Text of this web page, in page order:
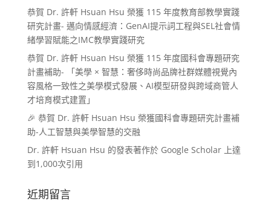
恭賀 Dr. 許軒 Hsuan Hsu 榮獲 115 年度教育部教學實踐
研究計畫- 邁向情感經濟：GenAI提示詞工程與SEL社會情
緒學習賦能之IMC教學實踐研究
恭賀 Dr. 許軒 Hsuan Hsu 榮獲 115 年度國科會專題研究
計畫補助- 「美學 × 智慧：奢侈時尚品牌社群媒體視覺內
容風格一致性之美學模式發展、AI模型研發與跨域商管人
才培育模式建置」
🎉 恭賀 Dr. 許軒 Hsuan Hsu 榮獲國科會專題研究計畫補
助-人工智慧與美學智慧的交融
Dr. 許軒 Hsuan Hsu 的發表著作於 Google Scholar 上達
到1,000次引用
近期留言